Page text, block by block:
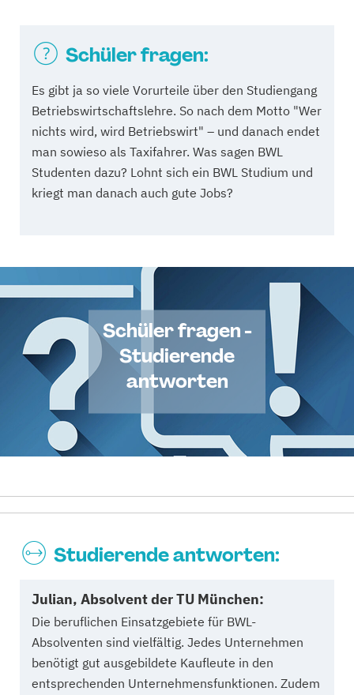
Schüler fragen:
Es gibt ja so viele Vorurteile über den Studiengang
Betriebswirtschaftslehre. So nach dem Motto "Wer
nichts wird, wird Betriebswirt" – und danach endet
man sowieso als Taxifahrer. Was sagen BWL
Studenten dazu? Lohnt sich ein BWL Studium und
kriegt man danach auch gute Jobs?
Schüler fragen -
Studierende
antworten
Studierende antworten:
Julian, Absolvent der TU München:
Die beruflichen Einsatzgebiete für BWL-
Absolventen sind vielfältig. Jedes Unternehmen
benötigt gut ausgebildete Kaufleute in den
entsprechenden Unternehmensfunktionen. Zudem